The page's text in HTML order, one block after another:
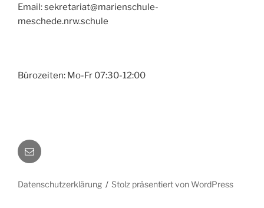
Email: sekretariat@marienschule-
meschede.nrw.schule
Bürozeiten: Mo-Fr 07:30-12:00
E-
Mail
Datenschutzerklärung Stolz präsentiert von WordPress